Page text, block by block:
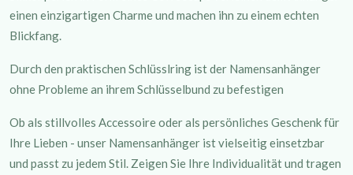
einen einzigartigen Charme und machen ihn zu einem echten
Blickfang.
Durch den praktischen Schlüsslring ist der Namensanhänger
ohne Probleme an ihrem Schlüsselbund zu befestigen
Ob als stillvolles Accessoire oder als persönliches Geschenk für
Ihre Lieben - unser Namensanhänger ist vielseitig einsetzbar
und passt zu jedem Stil. Zeigen Sie Ihre Individualität und tragen